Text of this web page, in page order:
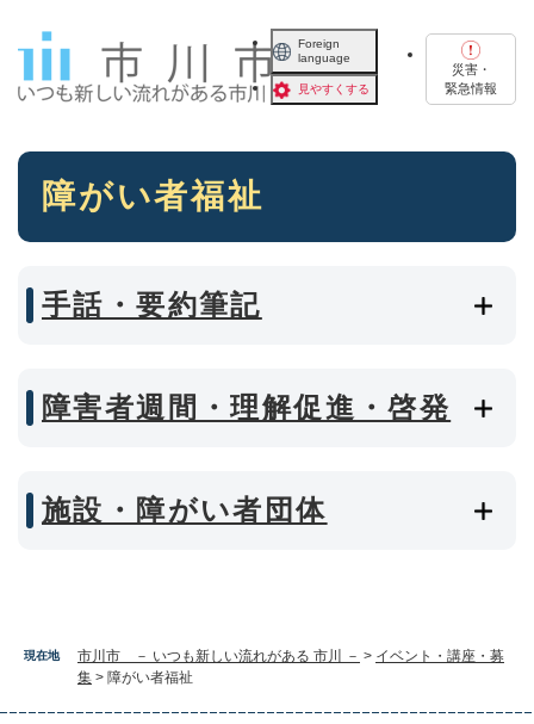
Foreign
language
見やすくする
災害・
緊急情報
現在地 市川市 － いつも新しい流れがある 市川 － > イベント・講座・募
集 > 障がい者福祉
本
障がい者福祉
手話・要約筆記
障害者週間・理解促進・啓発
施設・障がい者団体